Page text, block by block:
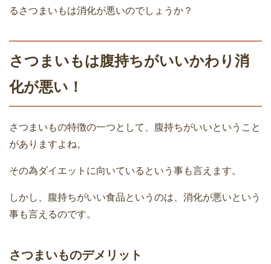
るさつまいもは消化が悪いのでしょうか？
さつまいもは腹持ちがいいかわり消
化が悪い！
さつまいもの特徴の一つとして、腹持ちがいいということ
がありますよね。
その為ダイエットに向いているという事も言えます。
しかし、腹持ちがいい食品というのは、消化が悪いという
事も言えるのです。
さつまいものデメリット